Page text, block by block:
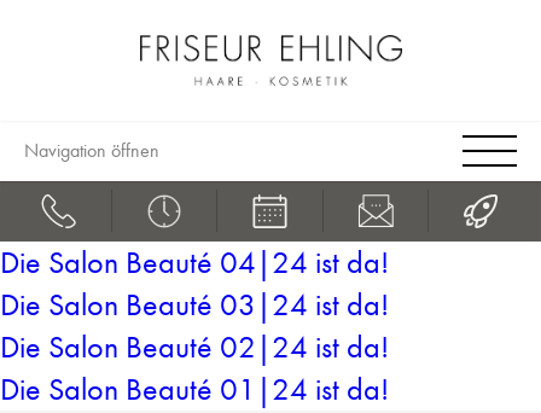
Navigation öffnen
Die Salon Beauté 04|24 ist da!
Die Salon Beauté 03|24 ist da!
Die Salon Beauté 02|24 ist da!
Die Salon Beauté 01|24 ist da!